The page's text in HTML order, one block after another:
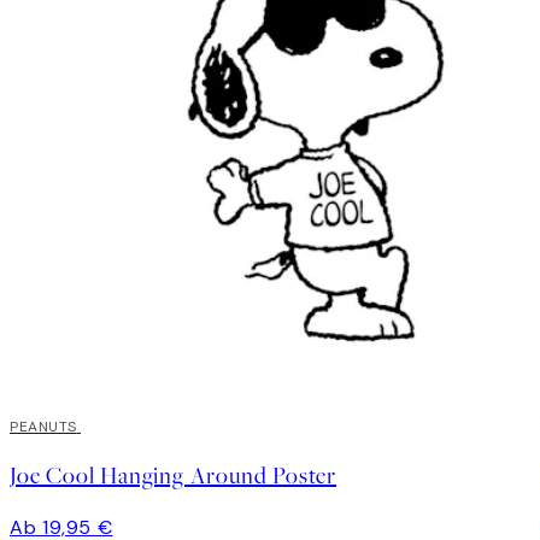
PEANUTS
Joe Cool Hanging Around Poster
Ab 19,95 €